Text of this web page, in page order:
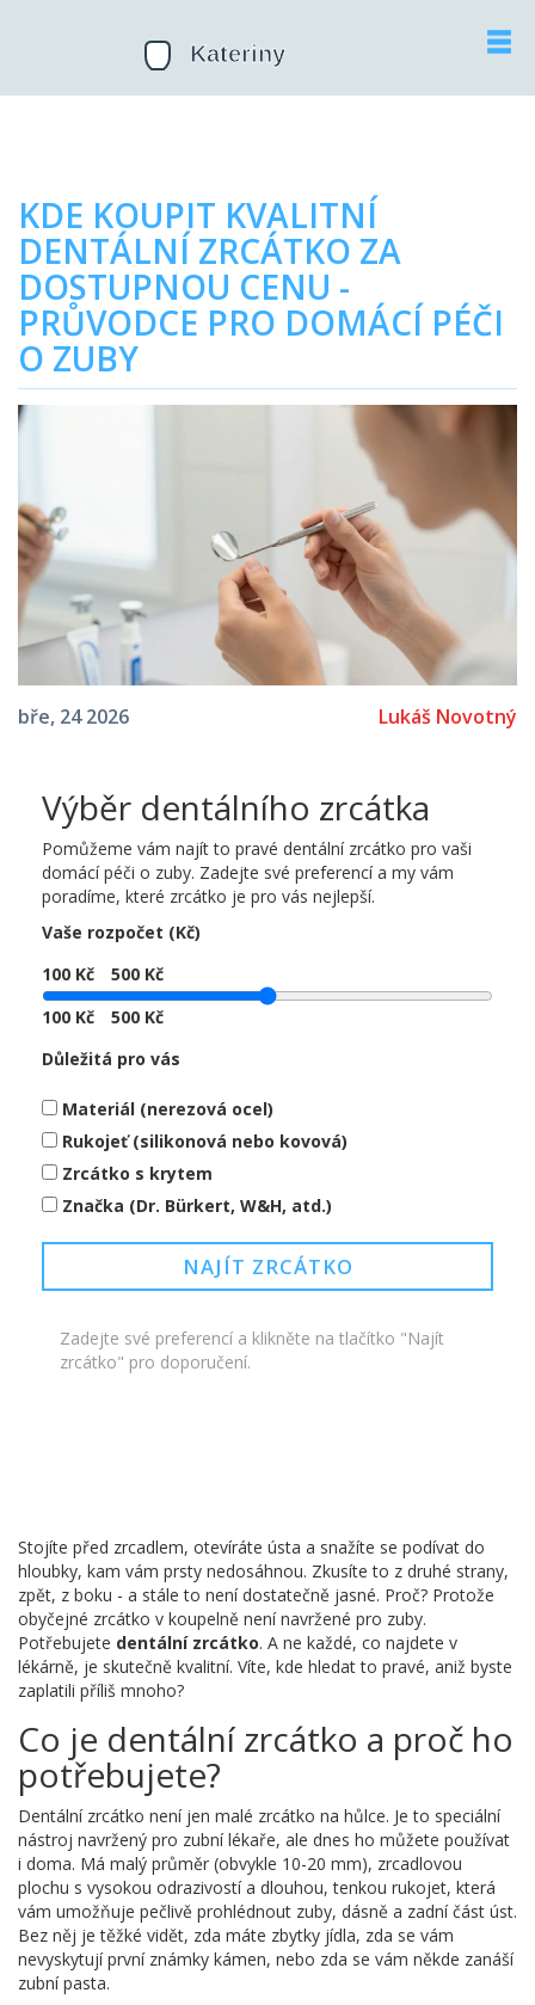
KDE KOUPIT KVALITNÍ
DENTÁLNÍ ZRCÁTKO ZA
DOSTUPNOU CENU -
PRŮVODCE PRO DOMÁCÍ PÉČI
O ZUBY
bře, 24 2026 Lukáš Novotný
Výběr dentálního zrcátka
Pomůžeme vám najít to pravé dentální zrcátko pro vaši
domácí péči o zuby. Zadejte své preferencí a my vám
poradíme, které zrcátko je pro vás nejlepší.
Vaše rozpočet (Kč)
100 Kč
500 Kč
100 Kč
500 Kč
Důležitá pro vás
Materiál (nerezová ocel)
Rukojeť (silikonová nebo kovová)
Zrcátko s krytem
Značka (Dr. Bürkert, W&H, atd.)
NAJÍT ZRCÁTKO
Zadejte své preferencí a klikněte na tlačítko "Najít
zrcátko" pro doporučení.
Stojíte před zrcadlem, otevíráte ústa a snažíte se podívat do
hloubky, kam vám prsty nedosáhnou. Zkusíte to z druhé strany,
zpět, z boku - a stále to není dostatečně jasné. Proč? Protože
obyčejné zrcátko v koupelně není navržené pro zuby.
Potřebujete dentální zrcátko. A ne každé, co najdete v
lékárně, je skutečně kvalitní. Víte, kde hledat to pravé, aniž byste
zaplatili příliš mnoho?
Co je dentální zrcátko a proč ho
potřebujete?
Dentální zrcátko není jen malé zrcátko na hůlce. Je to speciální
nástroj navržený pro zubní lékaře, ale dnes ho můžete používat
i doma. Má malý průměr (obvykle 10-20 mm), zrcadlovou
plochu s vysokou odrazivostí a dlouhou, tenkou rukojet, která
vám umožňuje pečlivě prohlédnout zuby, dásně a zadní část úst.
Bez něj je těžké vidět, zda máte zbytky jídla, zda se vám
nevyskytují první známky kámen, nebo zda se vám někde zanáší
zubní pasta.